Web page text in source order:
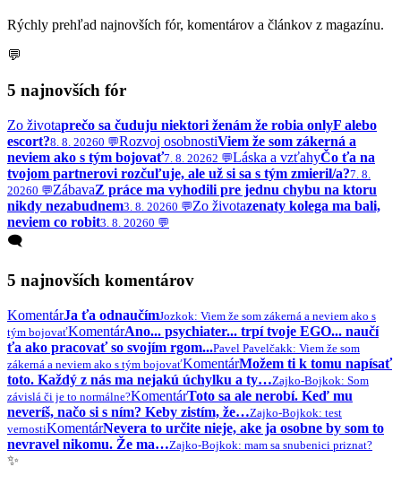
Rýchly prehľad najnovších fór, komentárov a článkov z magazínu.
💬
5 najnovších fór
Zo životaprečo sa čuduju niektori ženám že robia onlyF alebo
escort?8. 8. 20260 💬Rozvoj osobnostiViem že som zákerná a
neviem ako s tým bojovať7. 8. 20262 💬Láska a vzťahyČo ťa na
tvojom partnerovi rozčuľuje, ale už si sa s tým zmieril/a?7. 8.
20260 💬ZábavaZ práce ma vyhodili pre jednu chybu na ktoru
nikdy nezabudnem3. 8. 20260 💬Zo životazenaty kolega ma bali,
neviem co robit3. 8. 20260 💬
🗨️
5 najnovších komentárov
KomentárJa ťa odnaučímJozkok: Viem že som zákerná a neviem ako s
tým bojovaťKomentárAno... psychiater... trpí tvoje EGO... naučí
ťa ako pracovať so svojím rgom...Pavel Pavelčakk: Viem že som
zákerná a neviem ako s tým bojovaťKomentárMožem ti k tomu napísať
toto. Každý z nás ma nejakú úchylku a ty…Zajko-Bojkok: Som
závislá či je to normálne?KomentárToto sa ale nerobí. Keď mu
neveríš, načo si s ním? Keby zistím, že…Zajko-Bojkok: test
vernostiKomentárNevera to určite nieje, ake ja osobne by som to
nevravel nikomu. Že ma…Zajko-Bojkok: mam sa snubenici priznat?
✨